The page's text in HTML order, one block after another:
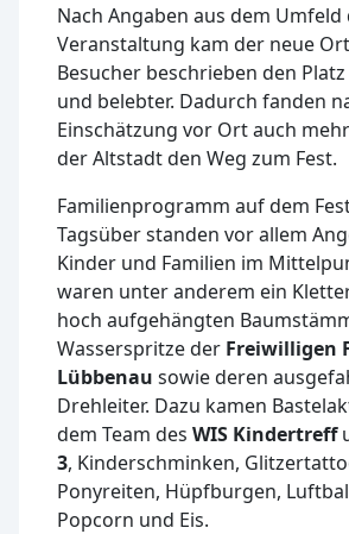
Nach Angaben aus dem Umfeld
Veranstaltung kam der neue
Besucher beschrieben den
und belebter. Dadurch fanden
Einschätzung vor Ort auch
der Altstadt den Weg zum Fest.
Familienprogramm auf dem
Tagsüber standen vor allem
Kinder und Familien im
waren unter anderem ein
hoch aufgehängten
Wasserspritze der Freiwilligen
Lübbenau sowie deren
Drehleiter. Dazu kamen
dem Team des WIS Kindertreff
3, Kinderschminken,
Ponyreiten, Hüpfburgen,
Popcorn und Eis.